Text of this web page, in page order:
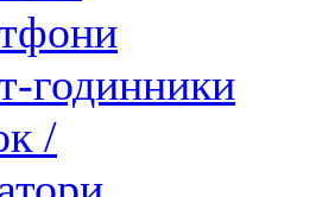
годинники
/